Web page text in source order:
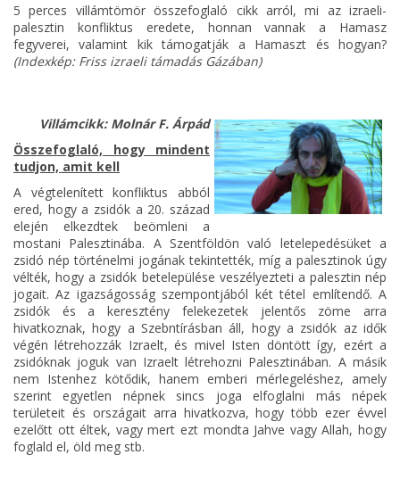
5 perces villámtömör összefoglaló cikk arról, mi az izraeli-
palesztin konfliktus eredete, honnan vannak a Hamasz
fegyverei, valamint kik támogatják a Hamaszt és hogyan?
(Indexkép: Friss izraeli támadás Gázában)
Villámcikk: Molnár F. Árpád
Összefoglaló, hogy mindent
tudjon, amit kell
A végtelenített konfliktus abból
ered, hogy a zsidók a 20. század
elején elkezdtek beömleni a
mostani Palesztinába. A Szentföldön való letelepedésüket a
zsidó nép történelmi jogának tekintették, míg a palesztinok úgy
vélték, hogy a zsidók betelepülése veszélyezteti a palesztin nép
jogait. Az igazságosság szempontjából két tétel említendő. A
zsidók és a keresztény felekezetek jelentős zöme arra
hivatkoznak, hogy a Szebntírásban áll, hogy a zsidók az idők
végén létrehozzák Izraelt, és mivel Isten döntött így, ezért a
zsidóknak joguk van Izraelt létrehozni Palesztinában. A másik
nem Istenhez kötődik, hanem emberi mérlegeléshez, amely
szerint egyetlen népnek sincs joga elfoglalni más népek
területeit és országait arra hivatkozva, hogy több ezer évvel
ezelőtt ott éltek, vagy mert ezt mondta Jahve vagy Allah, hogy
foglald el, öld meg stb.